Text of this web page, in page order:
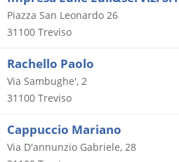
Piazza San Leonardo 26
31100 Treviso
Rachello Paolo
Via Sambughe', 2
31100 Treviso
Cappuccio Mariano
Via D'annunzio Gabriele, 28